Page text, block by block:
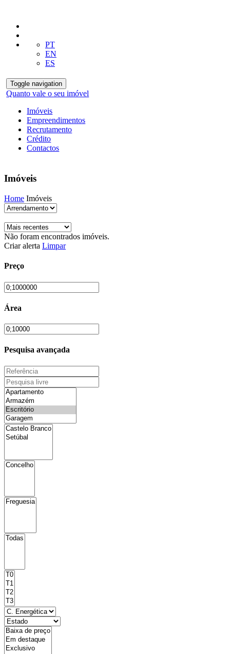
PT
EN
ES
Toggle navigation
Quanto vale o seu imóvel
Imóveis
Empreendimentos
Recrutamento
Crédito
Contactos
Imóveis
Home Imóveis
Não foram encontrados imóveis.
Criar alerta Limpar
Preço
Área
Pesquisa avançada